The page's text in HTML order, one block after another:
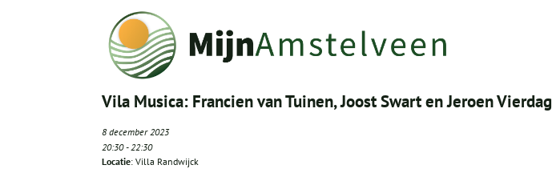
Vila Musica: Francien van Tuinen, Joost Swart en Jeroen Vierdag
8 december 2023
20:30-22:30
Locatie: Villa Randwijck